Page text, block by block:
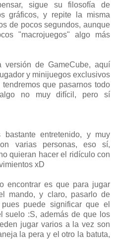
sigue su filosofía de
gráficos, y repite la misma
de pocos segundos, aunque
"macrojuegos" algo más
de GameCube, aquí
y minijuegos exclusivos
que pasarnos todo
no muy difícil, pero sí
entretenido, y muy
varias personas, eso sí,
quieran hacer el ridículo con
xD
encontrar es que para jugar
mando, y claro, pasarlo de
puede significar que el
suelo :S, además de que los
jugar varios a la vez son
la pera y el otro la batuta,